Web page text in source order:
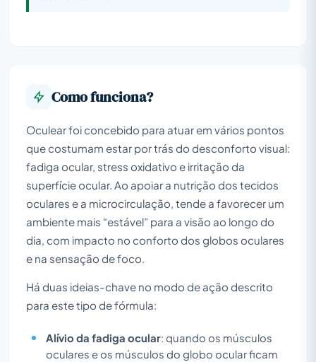
Como funciona?
Oculear foi concebido para atuar em vários pontos
que costumam estar por trás do desconforto visual:
fadiga ocular, stress oxidativo e irritação da
superfície ocular. Ao apoiar a nutrição dos tecidos
oculares e a microcirculação, tende a favorecer um
ambiente mais “estável” para a visão ao longo do
dia, com impacto no conforto dos globos oculares
e na sensação de foco.
Há duas ideias-chave no modo de ação descrito
para este tipo de fórmula:
Alívio da fadiga ocular: quando os músculos
oculares e os músculos do globo ocular ficam